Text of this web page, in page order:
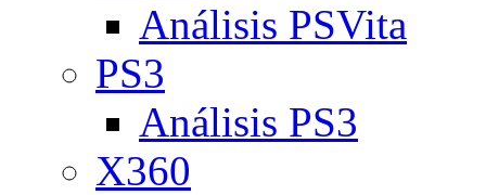
Análisis PSVita
PS3
Análisis PS3
X360